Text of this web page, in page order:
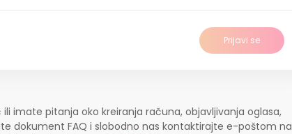
Prijavi se
imate pitanja oko kreiranja računa, objavljivanja oglasa,
dokument FAQ i slobodno nas kontaktirajte e-poštom na